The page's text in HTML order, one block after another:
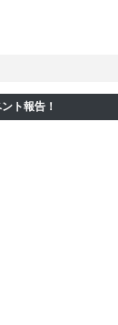
ト報告！